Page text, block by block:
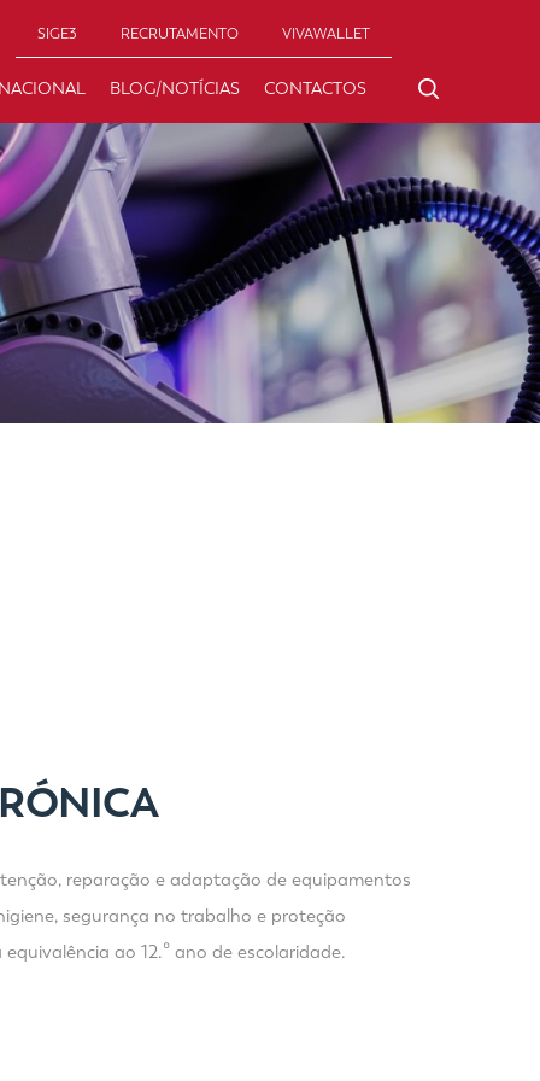
SIGE3 RECRUTAMENTO VIVAWALLET
BLOG/NOTÍCIAS CONTACTOS
reparação e adaptação de equipamentos
segurança no trabalho e proteção
ao 12.º ano de escolaridade.